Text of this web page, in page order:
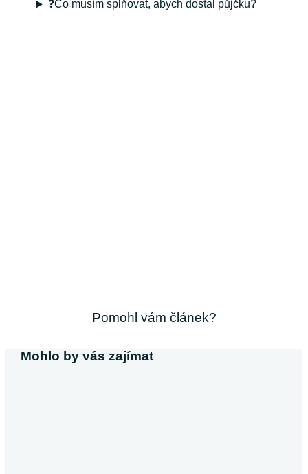
❓Co musím splňovat, abych dostal půjčku?
Pomohl vám článek?
Mohlo by vás zajímat